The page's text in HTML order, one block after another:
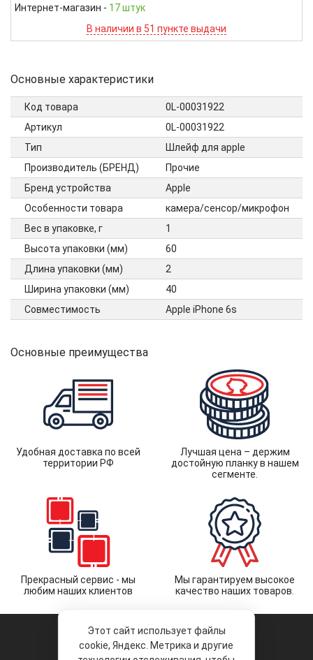
Интернет-магазин - 17 штук
В наличии в 51 пункте выдачи
Основные характеристики
Код товара
0L-00031922
Артикул
0L-00031922
Тип
Шлейф для apple
Производитель (БРЕНД)
Прочие
Бренд устройства
Apple
Особенности товара
камера/сенсор/микрофон
Вес в упаковке, г
1
Высота упаковки (мм)
60
Длина упаковки (мм)
2
Ширина упаковки (мм)
40
Совместимость
Apple iPhone 6s
Основные преимущества
Удобная доставка по всей
территории РФ
Лучшая цена – держим
достойную планку в нашем
сегменте.
Прекрасный сервис - мы
любим наших клиентов
Мы гарантируем высокое
качество наших товаров.
Этот сайт использует файлы
cookie, Яндекс. Метрика и другие